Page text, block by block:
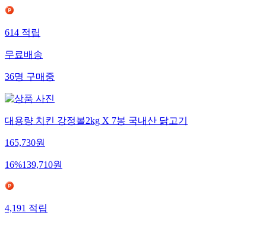
614적립
무료배송
36명구매중
대용량 치킨 강정볼2kg X 7봉 국내산 닭고기
165,730원
16%139,710원
4,191적립